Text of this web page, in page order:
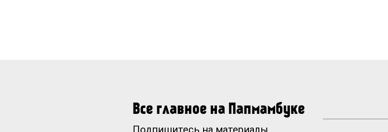
Все главное на Папмамбуке
Подпишитесь на материалы